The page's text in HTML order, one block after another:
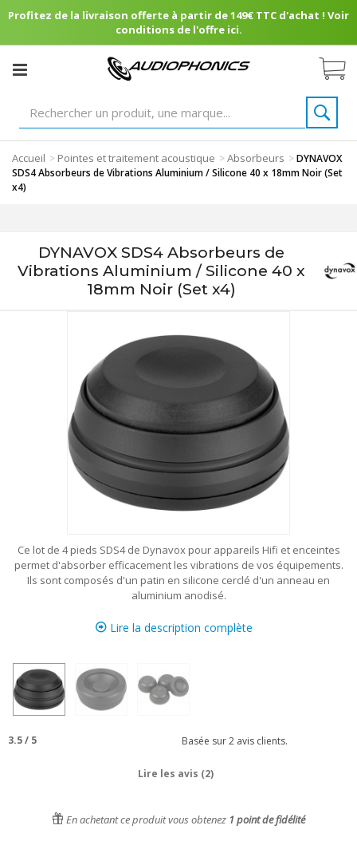
Profitez de la livraison offerte à partir de 149€ TTC d'achat ! Voir
conditions de l'offre ici.
Accueil > Pointes et traitement acoustique >Absorbeurs >DYNAVOX
SDS4 Absorbeurs de Vibrations Aluminium / Silicone 40 x 18mm Noir (Set
x4)
DYNAVOX SDS4 Absorbeurs de
Vibrations Aluminium / Silicone 40 x
18mm Noir (Set x4)
Ce lot de 4 pieds SDS4 de Dynavox pour appareils Hifi et enceintes
permet d'absorber efficacement les vibrations de vos équipements.
Ils sont composés d'un patin en silicone cerclé d'un anneau en
aluminium anodisé.
Lire la description complète
3.5/ 5 Basée sur2 avis clients.
Lire les avis (2)
En achetant ce produit vous obtenez 1 point de fidélité